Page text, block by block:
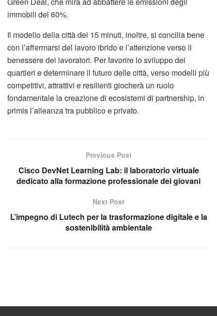
immobili del 60%.
Il modello della città dei 15 minuti, inoltre, si concilia bene
con l’affermarsi del lavoro ibrido e l’attenzione verso il
benessere dei lavoratori. Per favorire lo sviluppo dei
quartieri e determinare il futuro delle città, verso modelli più
competitivi, attrattivi e resilienti giocherà un ruolo
fondamentale la creazione di ecosistemi di partnership, in
primis l’alleanza tra pubblico e privato.
Previous Post
Cisco DevNet Learning Lab: il laboratorio virtuale
dedicato alla formazione professionale dei giovani
Next Post
L’impegno di Lutech per la trasformazione digitale e la
sostenibilità ambientale